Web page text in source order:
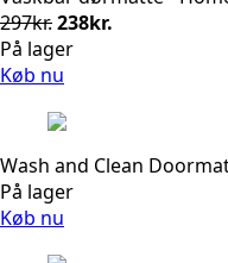
297kr.Den
oprindelige
pris
297kr..
238kr.
På lager
Køb nu
Wash and Clean
På lager
Køb nu